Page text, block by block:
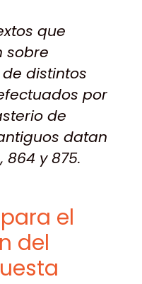
que
sobre
distintos
por
de
datan
864 y 875.
el
del